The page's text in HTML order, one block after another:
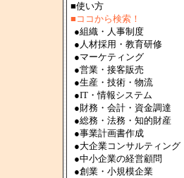
■使い方
■ココから検索！
●組織・人事制度
● 人材採用・教育研修
●マーケティング
●営業・接客販売
●生産・技術・物流
●IT・情報システム
●財務・会計・資金調達
●総務・法務・知的財産
●事業計画書作成
●大企業コンサルティング
●中小企業の経営顧問
●創業・小規模企業